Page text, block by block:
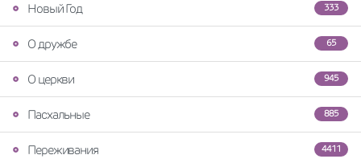
333
Новый Год
65
О дружбе
945
О церкви
885
Пасхальные
4411
Переживания